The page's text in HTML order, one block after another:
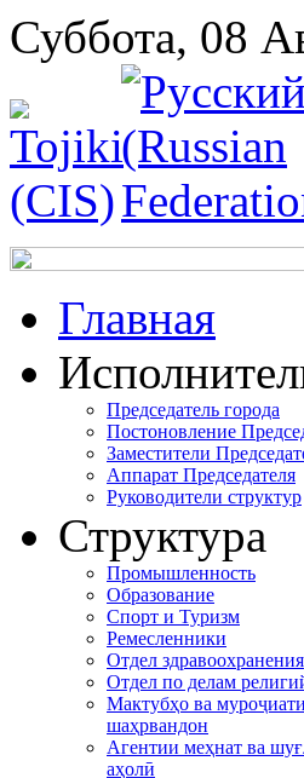
Суббота, 08
Главная
Председатель города
Постоновление
Заместители
Аппарат Председателя
Руководители структур
Структура
Промышленность
Образование
Спорт и Туризм
Ремесленники
Отдел здравоохранения
Отдел по делам
Мактубҳо ва муроҷиати
шаҳрвандон
Агентии меҳнат ва
аҳолӣ